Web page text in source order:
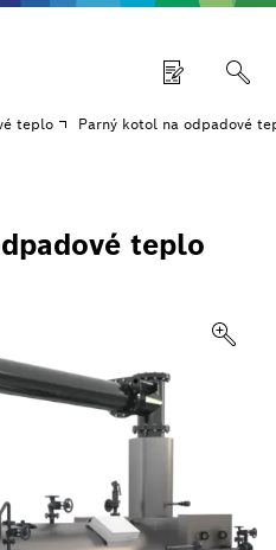
teplo Parný kotol na odpadové
teplo